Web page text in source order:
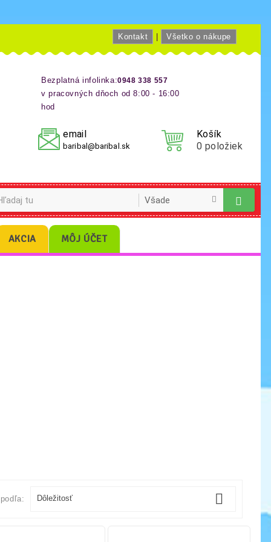
Kontakt Všetko o nákupe
Bezplatná infolinka:0948 338 557
v pracovných dňoch od 8:00 - 16:00
hod
Košík
0 položiek
email
baribal@baribal.sk
AKCIA MÔJ ÚČET
Dôležitosť 